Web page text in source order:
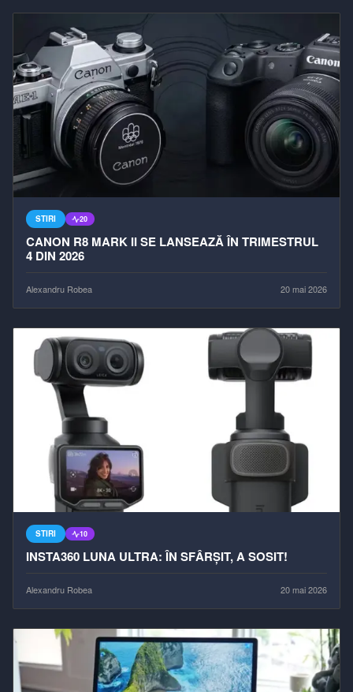
STIRI 20
CANON R8 MARK II SE LANSEAZĂ ÎN TRIMESTRUL
4 DIN 2026
Alexandru Robea 20 mai 2026
STIRI 10
INSTA360 LUNA ULTRA: ÎN SFÂRȘIT, A SOSIT!
Alexandru Robea 20 mai 2026